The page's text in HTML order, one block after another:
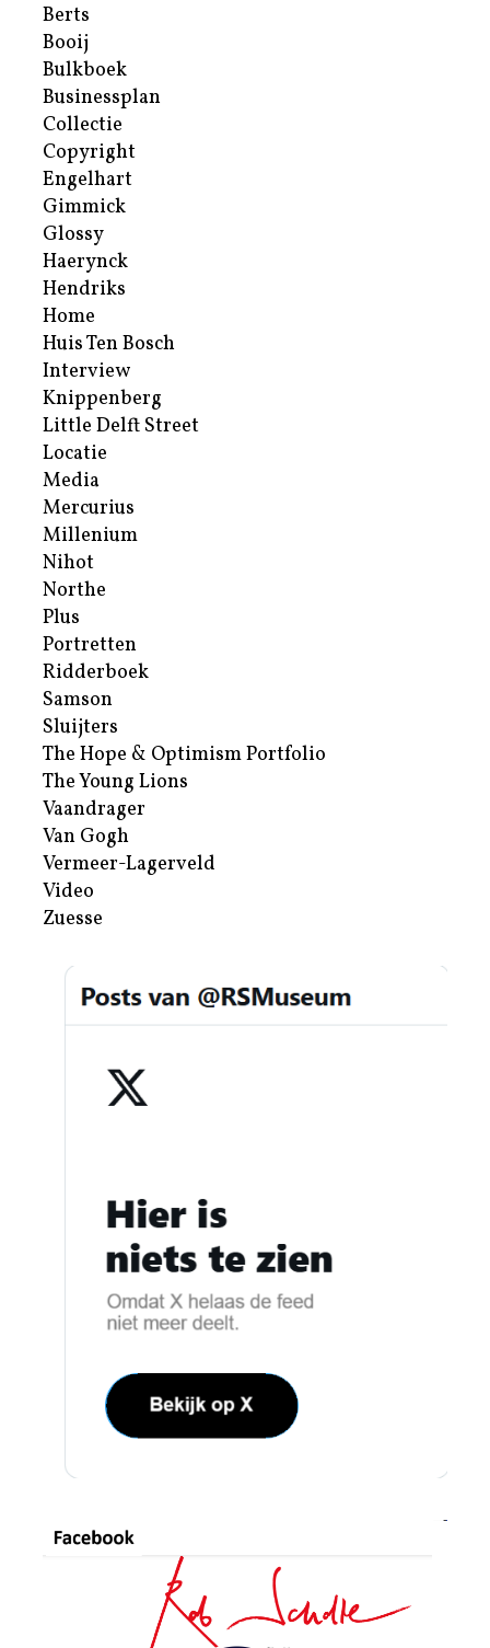
Berts
Booij
Bulkboek
Businessplan
Collectie
Copyright
Engelhart
Gimmick
Glossy
Haerynck
Hendriks
Home
Huis Ten Bosch
Interview
Knippenberg
Little Delft Street
Locatie
Media
Mercurius
Millenium
Nihot
Northe
Plus
Portretten
Ridderboek
Samson
Sluijters
The Hope & Optimism Portfolio
The Young Lions
Vaandrager
Van Gogh
Vermeer-Lagerveld
Video
Zuesse